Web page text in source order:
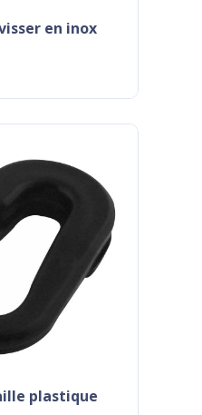
visser en inox
plastique